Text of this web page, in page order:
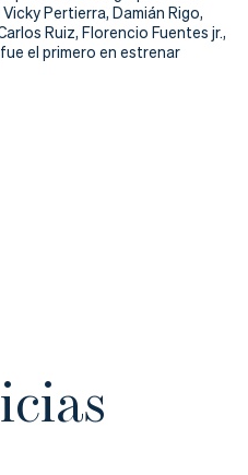
Pertierra, Damián Rigo,
Ruiz, Florencio Fuentes jr.,
el primero en estrenar